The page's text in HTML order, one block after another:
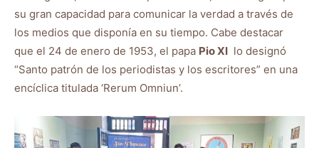
su gran capacidad para comunicar la verdad a través de
los medios que disponía en su tiempo. Cabe destacar
que el 24 de enero de 1953, el papa Pio XI lo designó
“Santo patrón de los periodistas y los escritores” en una
encíclica titulada ‘Rerum Omniun’.